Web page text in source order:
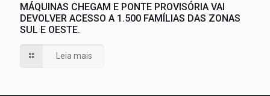
MÁQUINAS CHEGAM E PONTE PROVISÓRIA VAI
DEVOLVER ACESSO A 1.500 FAMÍLIAS DAS ZONAS
SUL E OESTE.
Leia mais